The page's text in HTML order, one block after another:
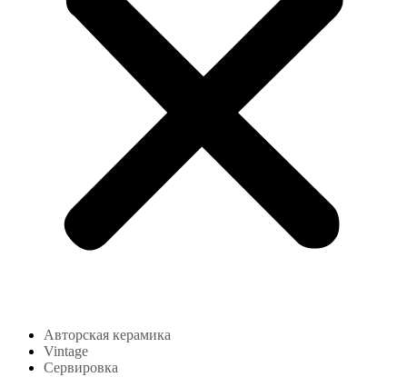
Авторская керамика
Vintage
Сервировка